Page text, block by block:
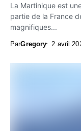
La Martinique est
partie de la France
magnifiques...
ParGregory 2 avril